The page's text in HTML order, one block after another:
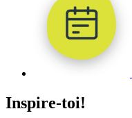
Inspire-toi!